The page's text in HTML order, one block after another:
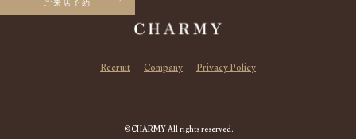
ご来店予約
Recruit Company Privacy Policy
©CHARMY All rights reserved.